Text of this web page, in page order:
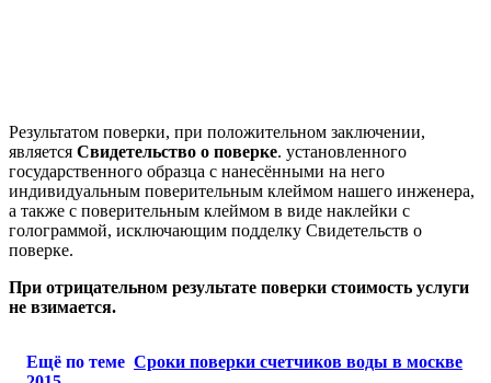
Результатом поверки, при положительном заключении,
является Свидетельство о поверке. установленного
государственного образца с нанесёнными на него
индивидуальным поверительным клеймом нашего инженера,
а также с поверительным клеймом в виде наклейки с
голограммой, исключающим подделку Свидетельств о
поверке.
При отрицательном результате поверки стоимость услуги
не взимается.
Ещё по теме Сроки поверки счетчиков воды в москве